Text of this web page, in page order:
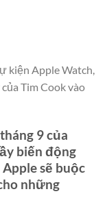
kiện Apple Watch,
Tim Cook vào
9 của
biến động
sẽ buộc
những